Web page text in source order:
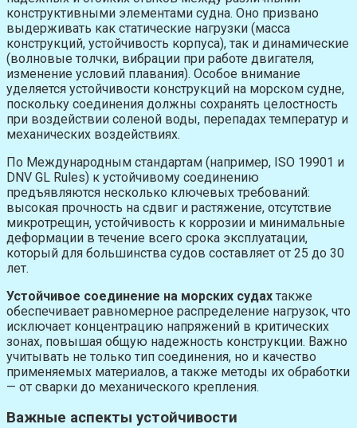
конструктивными элементами судна. Оно призвано
выдерживать как статические нагрузки (масса
конструкций, устойчивость корпуса), так и динамические
(волновые толчки, вибрации при работе двигателя,
изменение условий плавания). Особое внимание
уделяется устойчивости конструкций на морском судне,
поскольку соединения должны сохранять целостность
при воздействии соленой воды, перепадах температур и
механических воздействиях.
По Международным стандартам (например, ISO 19901 и
DNV GL Rules) к устойчивому соединению
предъявляются несколько ключевых требований:
высокая прочность на сдвиг и растяжение, отсутствие
микротрещин, устойчивость к коррозии и минимальные
деформации в течение всего срока эксплуатации,
который для большинства судов составляет от 25 до 30
лет.
Устойчивое соединение на морских судах также
обеспечивает равномерное распределение нагрузок, что
исключает концентрацию напряжений в критических
зонах, повышая общую надежность конструкции. Важно
учитывать не только тип соединения, но и качество
применяемых материалов, а также методы их обработки
— от сварки до механического крепления.
Важные аспекты устойчивости